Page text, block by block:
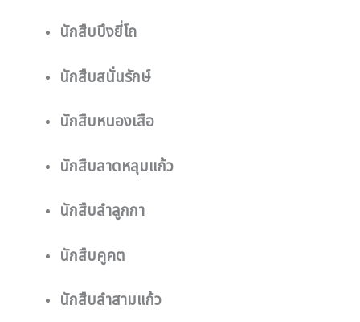
นักสืบบึงยี่โถ
นักสืบสนั่นรักษ์
นักสืบหนองเสือ
นักสืบลาดหลุมแก้ว
นักสืบลำลูกกา
นักสืบคูคต
นักสืบลำสามแก้ว